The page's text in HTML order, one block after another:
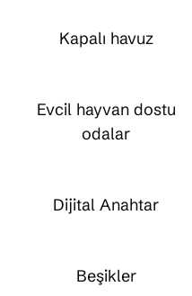
Kapalı havuz
Evcil hayvan dostu
odalar
Dijital Anahtar
Beşikler